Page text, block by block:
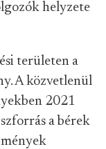
helyzete
területen a
A közvetlenül
2021
a bérek